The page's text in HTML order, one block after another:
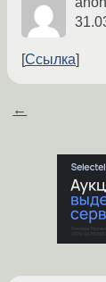
Ссылка
←